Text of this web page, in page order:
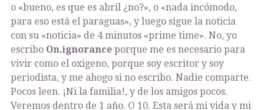
o «bueno, es que es abril ¿no?», o «nada incómodo,
para eso está el paraguas», y luego sigue la noticia
con su «noticia» de 4 minutos «prime time». No, yo
escribo On.ignorance porque me es necesario para
vivir como el oxigeno, porque soy escritor y soy
periodista, y me ahogo si no escribo. Nadie comparte.
Pocos leen. ¡Ni la familia!, y de los amigos pocos.
Veremos dentro de 1 año. O 10. Esta será mi vida y mi